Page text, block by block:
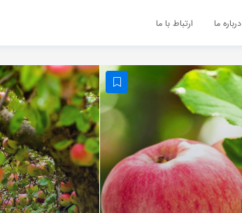
درباره ما ارتباط با ما